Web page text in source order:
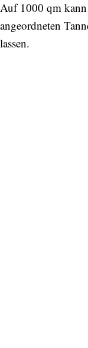
Auf 1000 qm
angeordneten
lassen.